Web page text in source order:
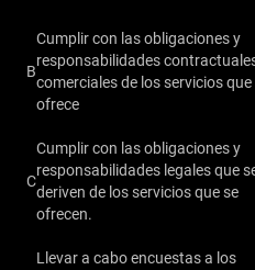
B
Cumplir con las obligaciones y
responsabilidades
comerciales de los servicios que
ofrece
C
Cumplir con las obligaciones y
responsabilidades legales que
deriven de los servicios que se
ofrecen.
Llevar a cabo encuestas a los